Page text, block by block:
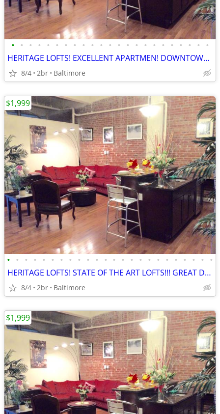
• • • • • • • • • • • • • • • • • • • • • • •
HERITAGE LOFTS! EXCELLENT APARTMEN! DOWNTOWN SPECIALS AVAILABLE! 21201
8/4 2br Baltimore
• • • • • • • • • • • • • • • • • • • • • • • •
HERITAGE LOFTS! STATE OF THE ART LOFTS!!! GREAT DEALS! 21201
8/4 2br Baltimore
$1,999
$1,999